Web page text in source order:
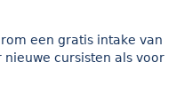
een gratis intake van
cursisten als voor